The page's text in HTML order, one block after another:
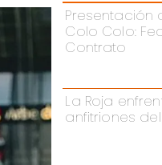
Presentación
Colo Colo:
Contrato
La Roja
anfitriones